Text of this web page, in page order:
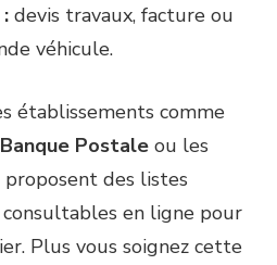
devis travaux, facture ou
véhicule.
établissements comme
Postale ou les
des listes
en ligne pour
Plus vous soignez cette